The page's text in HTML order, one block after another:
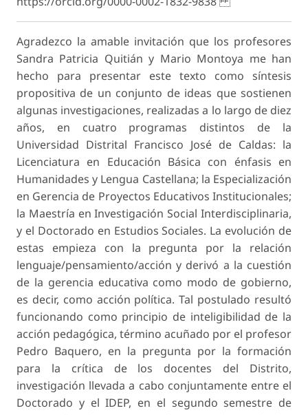
Agradezco la amable invitación que los profesores
Sandra Patricia Quitián y Mario Montoya me han
hecho para presentar este texto como síntesis
propositiva de un conjunto de ideas que sostienen
algunas investigaciones, realizadas a lo largo de diez
años, en cuatro programas distintos de la
Universidad Distrital Francisco José de Caldas: la
Licenciatura en Educación Básica con énfasis en
Humanidades y Lengua Castellana; la Especialización
en Gerencia de Proyectos Educativos Institucionales;
la Maestría en Investigación Social Interdisciplinaria,
y el Doctorado en Estudios Sociales. La evolución de
estas empieza con la pregunta por la relación
lenguaje/pensamiento/acción y derivó a la cuestión
de la gerencia educativa como modo de gobierno,
es decir, como acción política. Tal postulado resultó
funcionando como principio de inteligibilidad de la
acción pedagógica, término acuñado por el profesor
Pedro Baquero, en la pregunta por la formación
para la crítica de los docentes del Distrito,
investigación llevada a cabo conjuntamente entre el
Doctorado y el IDEP, en el segundo semestre de